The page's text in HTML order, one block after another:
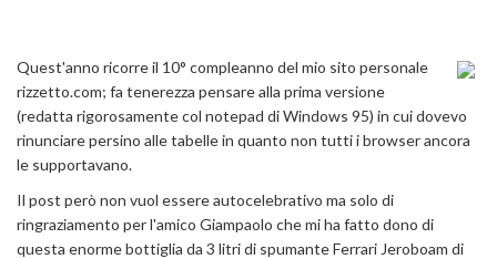
Quest'anno ricorre il 10° compleanno del mio sito personale
rizzetto.com; fa tenerezza pensare alla prima versione
(redatta rigorosamente col notepad di Windows 95) in cui dovevo
rinunciare persino alle tabelle in quanto non tutti i browser ancora
le supportavano.
Il post però non vuol essere autocelebrativo ma solo di
ringraziamento per l'amico Giampaolo che mi ha fatto dono di
questa enorme bottiglia da 3 litri di spumante Ferrari Jeroboam di